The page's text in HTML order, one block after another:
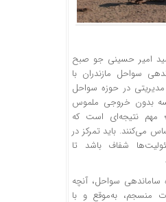
امیر حسینی جو صبح
سواحل مازندران با
در حوزه سواحل
بدون خروجی ملموس
مهم نتیجه‌ای است که
می‌کنند. باید تمرکز در
شفاف باشد تا
ساماندهی سواحل، آنچه
منسجم، به‌موقع و با